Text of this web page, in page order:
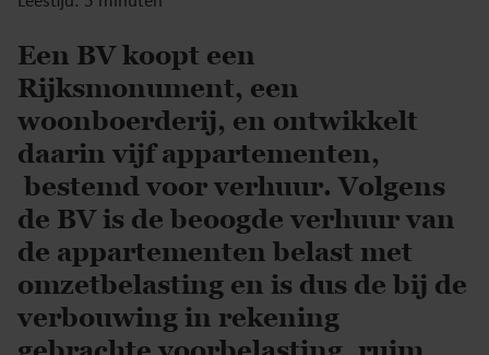
Een BV koopt een
Rijksmonument, een
woonboerderij, en ontwikkelt
daarin vijf appartementen,
bestemd voor verhuur. Volgens
de BV is de beoogde verhuur van
de appartementen belast met
omzetbelasting en is dus de bij de
verbouwing in rekening